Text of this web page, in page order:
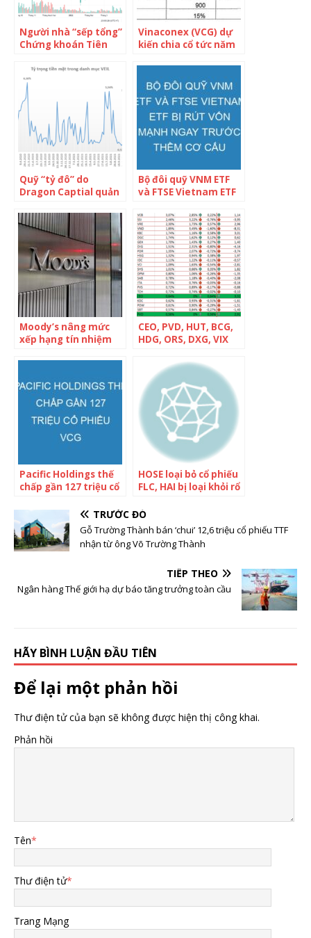
Người nhà “sếp tổng”
Chứng khoán Tiên
xong toàn bộ 1,4
triệu cổ phiếu ORS
Vinaconex (VCG) dự
kiến chia cổ tức năm
1.400 tỷ đồng năm
2022
Quỹ “tỷ đô” do
Dragon Captial quản
10 danh mục, tăng
lượng tiền nắm giữ
lên mức cao nhất từ
Tết nguyên đán
Bộ đôi quỹ VNM ETF
và FTSE Vietnam ETF
trước thềm cơ cấu
danh mục quý 1
Moody’s nâng mức
xếp hạng tín nhiệm
CEO, PVD, HUT, BCG,
HDG, ORS, DXG, VIX
ETF trong kỳ cơ cấu
quý 1, tỷ trọng cổ
phiếu Việt Nam tăng
lên mức kỷ lục 83,5%
Pacific Holdings thế
chấp gần 127 triệu cổ
HOSE loại bỏ cổ phiếu
FLC, HAI bị loại khỏi rổ
TRƯỚC ĐÓ
Gỗ Trường Thành bán ‘chui’ 12,6 triệu cổ phiếu TTF
nhận từ ông Võ Trường Thành
TIẾP THEO
Ngân hàng Thế giới hạ dự báo tăng trưởng toàn cầu
HÃY BÌNH LUẬN ĐẦU TIÊN
Để lại một phản hồi
Thư điện tử của bạn sẽ không được hiện thị công khai.
Phản hồi
Tên*
Thư điện tử*
Trang Mạng